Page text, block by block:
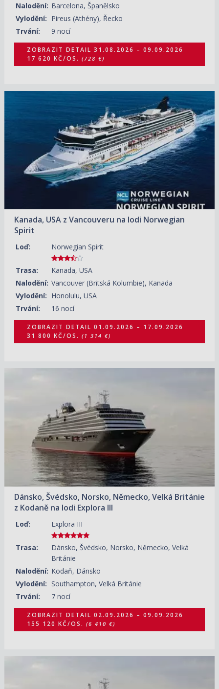
Nalodění: Barcelona, Španělsko
Vylodění: Pireus (Athény), Řecko
Trvání:
9 nocí
ZOBRAZIT DETAIL 31.08.2026 – 09.09.2026
17 620 KČ/OS. (728 €)
Kanada, USA z Vancouveru na lodi Norwegian
Spirit
Loď: Norwegian Spirit
Trasa:
Kanada, USA
Nalodění: Vancouver (Britská Kolumbie), Kanada
Vylodění: Honolulu, USA
Trvání:
16 nocí
ZOBRAZIT DETAIL
01.09.2026 – 17.09.2026
31 800 KČ/OS.
(1 314 €)
ZOBRAZIT DETAIL 01.09.2026 – 17.09.2026
31 800 KČ/OS. (1 314 €)
Dánsko, Švédsko, Norsko, Německo, Velká Británie
z Kodaně na lodi Explora III
Loď: Explora III
Trasa:
Dánsko, Švédsko, Norsko, Německo, Velká
Británie
Nalodění: Kodaň, Dánsko
Vylodění: Southampton, Velká Británie
Trvání:
7 nocí
(6 410 €)
ZOBRAZIT DETAIL 02.09.2026 – 09.09.2026
155 120 KČ/OS. (6 410 €)
(12 110 €)